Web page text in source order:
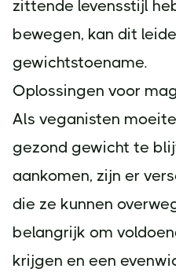
zittende levensstijl
bewegen, kan dit
gewichtstoename.
Oplossingen voor
Als veganisten
gezond gewicht te
aankomen, zijn er
die ze kunnen
belangrijk om
krijgen en een